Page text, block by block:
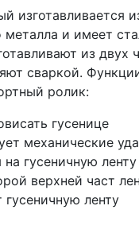
изготавливается
металла и имеет
из двух
сваркой.
ролик:
гусенице
механические
на гусеничную ленту
верхней част
гусеничную ленту